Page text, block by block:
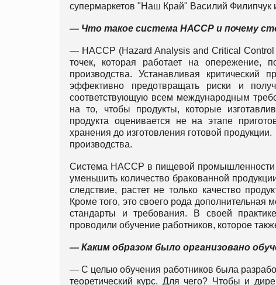
супермаркетов "Наш Край" Василий Филипчук
— Что такое система НАССР и почему
— HACCP (Hazard Analysis and Critical Control
точек, которая работает на опережение,
производства. Устанавливая
эффективно предотвращать риски и
соответствующую всем международным
на то, чтобы продукты, которые
продукта оценивается не на этапе
хранения до изготовления готовой
производства.
Система НАССР в пищевой промышленности
уменьшить количество бракованной
следствие, растет не только качество
Кроме того, это своего рода дополнительная
стандарты и требования. В своей
проводили обучение работников, которое
— Каким образом было организовано
— С целью обучения работников была
теоретический курс. Для чего? Чтобы и